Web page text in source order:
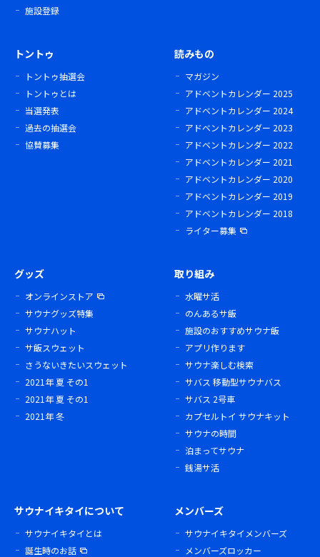
施設登録
トントゥ
トントゥ抽選会
トントゥとは
当選発表
過去の抽選会
協賛募集
読みもの
マガジン
アドベントカレンダー 2025
アドベントカレンダー 2024
アドベントカレンダー 2023
アドベントカレンダー 2022
アドベントカレンダー 2021
アドベントカレンダー 2020
アドベントカレンダー 2019
アドベントカレンダー 2018
ライター募集
グッズ
オンラインストア
サウナグッズ特集
サウナハット
サ飯スウェット
さうないきたいスウェット
2021年 夏 その1
2021年 夏 その1
2021年 冬
取り組み
水曜サ活
のんあるサ飯
施設のおすすめサウナ飯
アプリ作ります
サウナ楽しむ検索
サバス 移動型サウナバス
サバス 2号車
カプセルトイ サウナキット
サウナの時間
泊まってサウナ
銭湯サ活
サウナイキタイについて
サウナイキタイとは
誕生時のお話
メンバーズ
サウナイキタイメンバーズ
メンバーズロッカー